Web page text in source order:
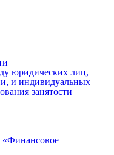
юридических лиц,
и индивидуальных
занятости